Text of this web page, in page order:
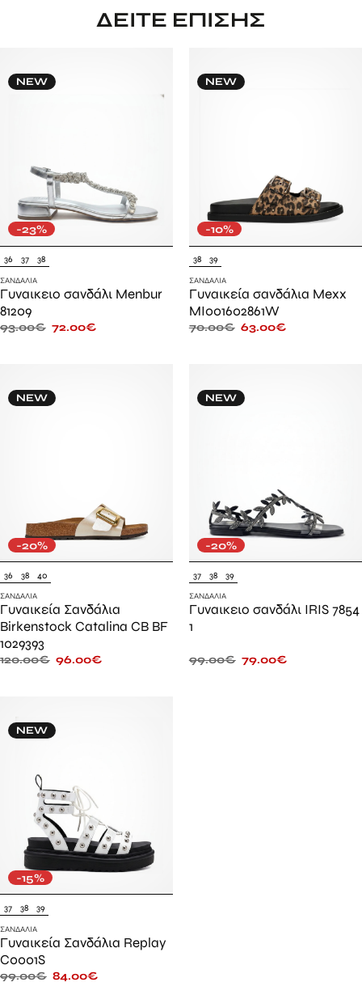
ΔΕΊΤΕ ΕΠΊΣΗΣ
NEW
-23%
36 37 38
ΣΑΝΔΆΛΙΑ
Γυναικειο σανδάλι Menbur
81209
93.00€ 72.00€
NEW
-10%
38 39
ΣΑΝΔΆΛΙΑ
Γυναικεία σανδάλια Mexx
MI001602861W
70.00€ 63.00€
NEW
-20%
36 38 40
ΣΑΝΔΆΛΙΑ
Γυναικεία Σανδάλια
Birkenstock Catalina CB BF
1029393
120.00€ 96.00€
NEW
-20%
37 38 39
ΣΑΝΔΆΛΙΑ
Γυναικειο σανδάλι IRIS 7854
1
99.00€ 79.00€
NEW
-15%
37 38 39
ΣΑΝΔΆΛΙΑ
Γυναικεία Σανδάλια Replay
C0001S
99.00€ 84.00€